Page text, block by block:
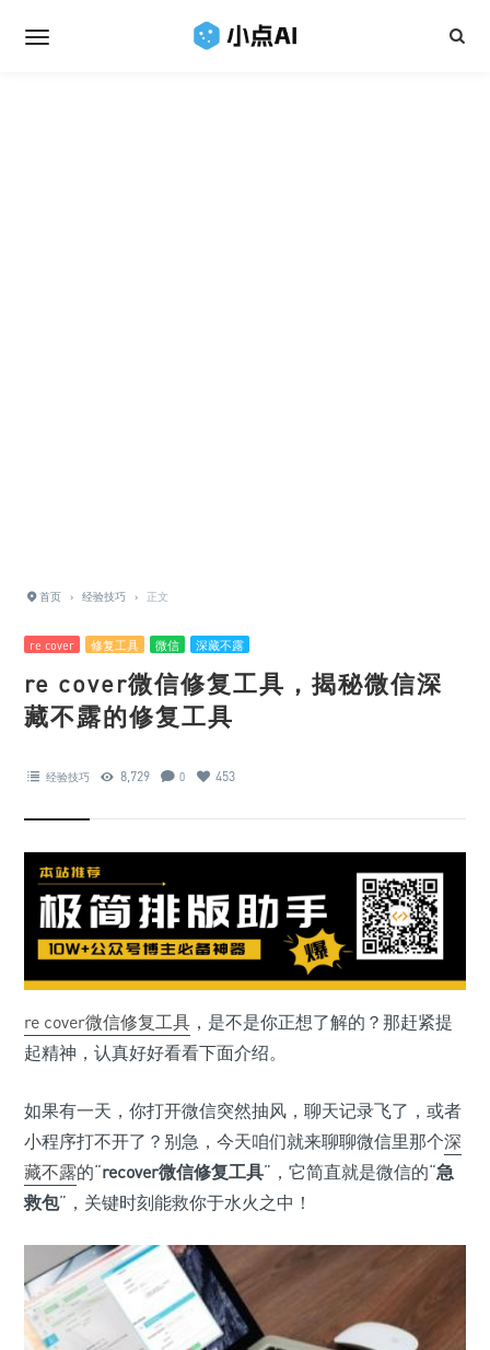
首页 › 经验技巧 › 正文
re cover 修复工具 微信 深藏不露
re cover微信修复工具，揭秘微信深
藏不露的修复工具
经验技巧 8,729 0 453
re cover微信修复工具 ，是不是你正想了解的？那赶紧提
起精神，认真好好看看下面介绍。
如果有一天，你打开微信突然抽风，聊天记录飞了，或者
小程序打不开了？别急，今天咱们就来聊聊微信里那个深
藏不露的“recover微信修复工具”，它简直就是微信的“急
救包”，关键时刻能救你于水火之中！